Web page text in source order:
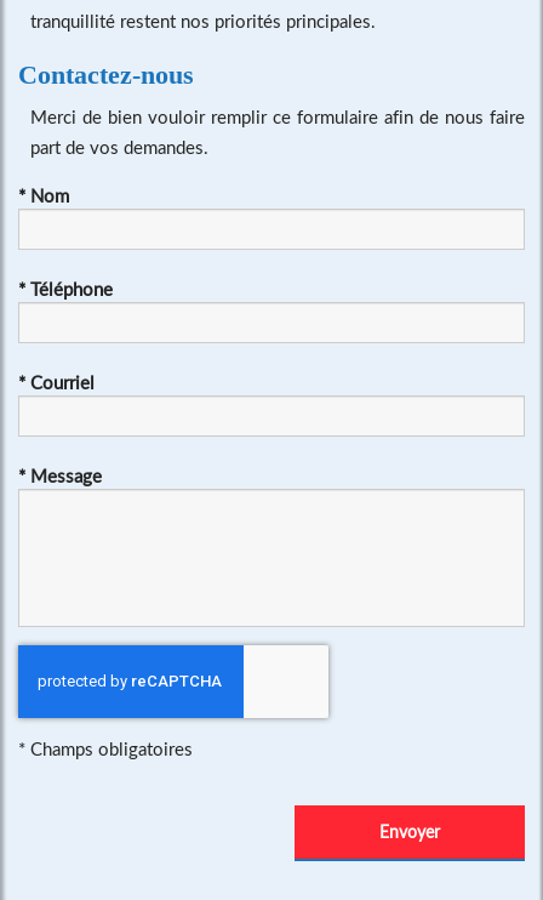
tranquillité restent nos priorités principales.
Contactez-nous
Merci de bien vouloir remplir ce formulaire afin de nous faire
part de vos demandes.
* Nom
* Téléphone
* Courriel
* Message
* Champs obligatoires